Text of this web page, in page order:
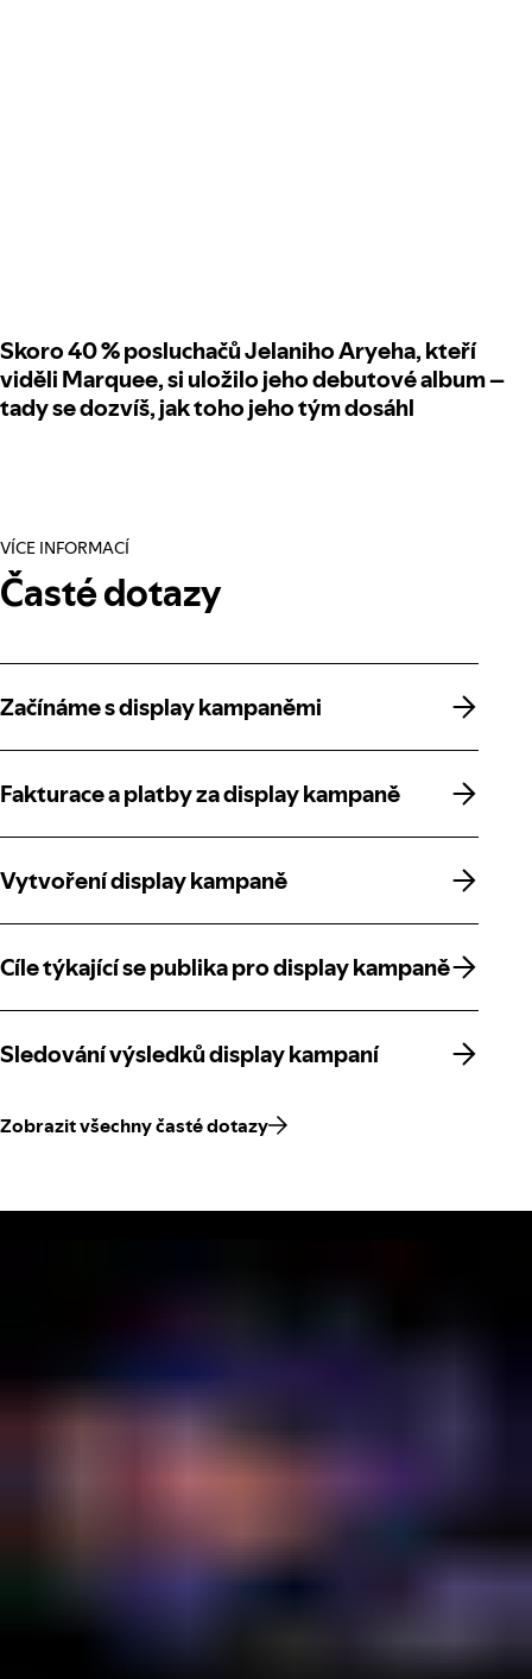
Skoro 40 % posluchačů Jelaniho Aryeha, kteří
viděli Marquee, si uložilo jeho debutové album –
tady se dozvíš, jak toho jeho tým dosáhl
VÍCE INFORMACÍ
Časté dotazy
Začínáme s display kampaněmi
Začínáme s display kampaněmi
Fakturace a platby za display kampaně
Fakturace a platby za display kampaně
Vytvoření display kampaně
Vytvoření display kampaně
Cíle týkající se publika pro display kampaně
Cíle týkající se publika pro display kampaně
Sledování výsledků display kampaní
Sledování výsledků display kampaní
Zobrazit všechny časté dotazy